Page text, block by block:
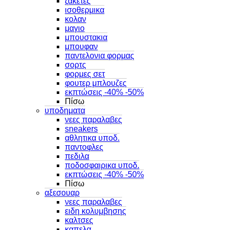
ισοθερμικα
κολαν
μαγιο
μπουστακια
μπουφαν
παντελονια φορμας
σορτς
φορμες σετ
φουτερ μπλουζες
εκπτώσεις -40% -50%
Πίσω
υποδηματα
νεες παραλαβες
sneakers
αθλητικα υποδ.
παντοφλες
πεδιλα
ποδοσφαιρικα υποδ.
εκπτώσεις -40% -50%
Πίσω
αξεσουαρ
νεες παραλαβες
ειδη κολυμβησης
καλτσες